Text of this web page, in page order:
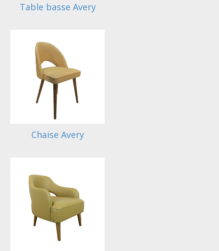
Table basse Avery
Chaise Avery